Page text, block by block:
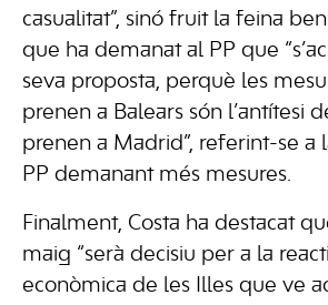
casualitat”, sinó fruit la feina
que ha demanat al PP que
seva proposta, perquè les
prenen a Balears són l’antítesi
prenen a Madrid”, referint-se a
PP demanant més mesures.
Finalment, Costa ha destacat
maig “serà decisiu per a la
econòmica de les Illes que ve